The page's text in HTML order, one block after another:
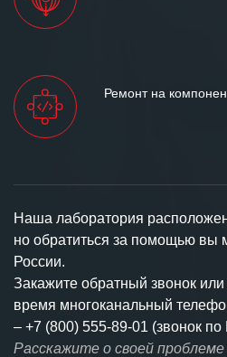
Ремонт на
Наша лаборатория
но обратиться за помощью вы
России.
Закажите обратный звонок
время многоканальный
– +7 (800) 555-89-01 (звонок
Расскажите о своей